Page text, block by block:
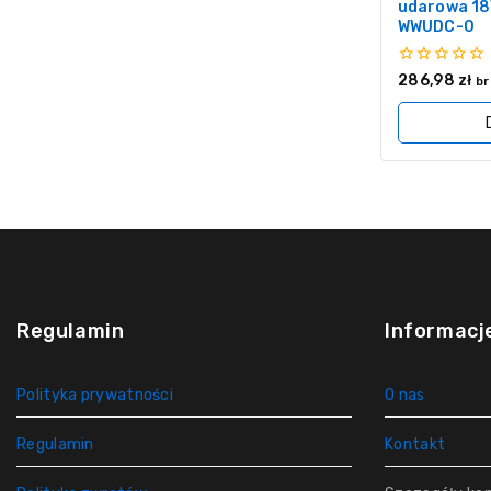
udarowa
WWUDC-0
0
5
286,98 zł
Regulamin
Polityka prywatności
Regulamin
O nas
Kontakt